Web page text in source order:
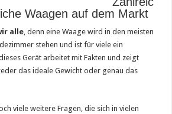
immer beliebter
Waagen auf dem Markt
alle, denn eine Waage wird in den meisten
stehen und ist für viele ein
Gerät arbeitet mit Fakten und zeigt
das ideale Gewicht oder genau das
viele weitere Fragen, die sich in vielen